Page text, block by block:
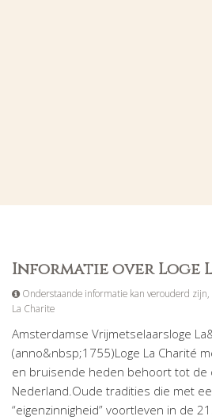
Informatie over Loge
Onderstaande informatie kan verouderd
La Charite
Amsterdamse Vrijmetselaarsloge
(anno&nbsp;1755)Loge La Charité
en bruisende heden behoort tot de
Nederland.Oude tradities die met
“eigenzinnigheid” voortleven in de